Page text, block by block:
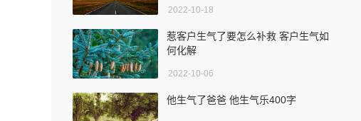
2022-10-18
惹客户生气了要怎么补救 客户生气如
何化解
2022-10-06
他生气了爸爸 他生气乐400字